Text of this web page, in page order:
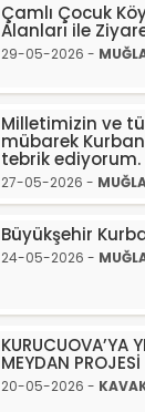
Çamlı Çocuk
Alanları ile
29-05-2026 -
Milletimizin ve
mübarek
tebrik ediyorum.
27-05-2026 -
Büyükşehir
24-05-2026 -
KURUCUOVA’YA
MEYDAN PROJESİ
20-05-2026 -